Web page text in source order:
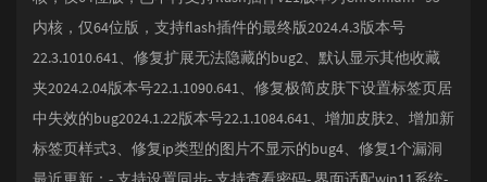
内核，仅64位版，支持flash插件的最终版2024.4.3版本号
22.3.1010.641、修复扩展无法隐藏的bug2、默认显示其他收藏
夹2024.2.04版本号22.1.1090.641、修复极简皮肤下设置标签页居
中失效的bug2024.1.22版本号22.1.1084.641、增加皮肤2、增加新
标签页样式3、修复ip类型的图片不显示的bug4、修复1个漏洞